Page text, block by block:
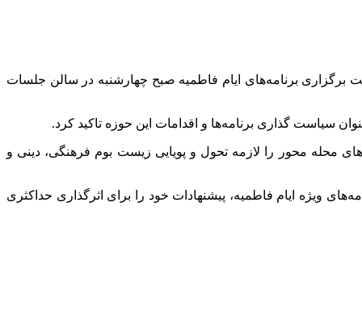
برگزاری برنامه‌های ایام فاطمیه صبح چهارشنبه در سالن جلسات
سیاست گذاری برنامه‌ها و اقدامات این حوزه تاکید کرد.
محله محور را لازمه تحول و پویایی زیست بوم فرهنگی، دینی و
ویژه ایام فاطمیه، پیشنهادات خود را برای اثرگذاری حداکثری